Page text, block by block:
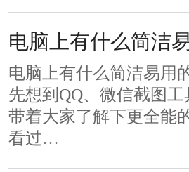
电脑上有什么简洁
电脑上有什么简洁易用
先想到QQ、微信截图
带着大家了解下更全能
看过…